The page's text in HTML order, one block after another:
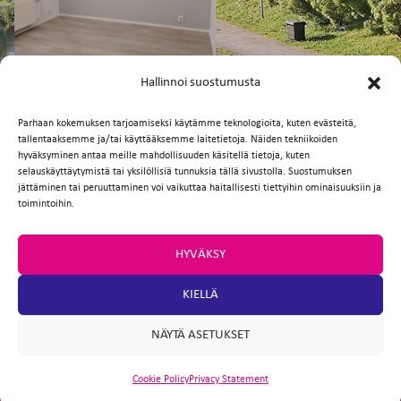
Hallinnoi suostumusta
Parhaan kokemuksen tarjoamiseksi käytämme teknologioita, kuten evästeitä,
tallentaaksemme ja/tai käyttääksemme laitetietoja. Näiden tekniikoiden
hyväksyminen antaa meille mahdollisuuden käsitellä tietoja, kuten
selauskäyttäytymistä tai yksilöllisiä tunnuksia tällä sivustolla. Suostumuksen
jättäminen tai peruuttaminen voi vaikuttaa haitallisesti tiettyihin ominaisuuksiin ja
toimintoihin.
HYVÄKSY
KIELLÄ
NÄYTÄ ASETUKSET
Cookie PolicyPrivacy Statement
Facebook
TwitterEmailWhatsApp